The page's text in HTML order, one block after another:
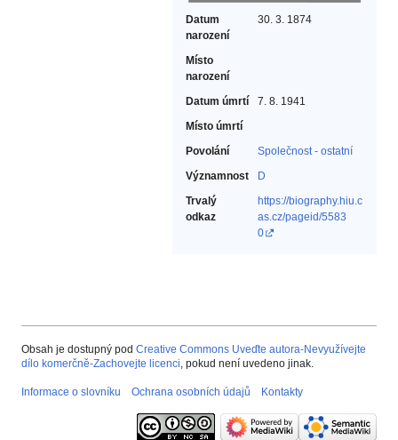
Datum
narození
30. 3. 1874
Místo
narození
Datum úmrtí
7. 8. 1941
Místo úmrtí
Povolání
Společnost - ostatní‎
Významnost
D
Trvalý
odkaz
https://biography.hiu.c
as.cz/pageid/5583
0
Obsah je dostupný pod Creative Commons Uveďte autora-Nevyužívejte
dílo komerčně-Zachovejte licenci, pokud není uvedeno jinak.
Informace o slovníku Ochrana osobních údajů Kontakty